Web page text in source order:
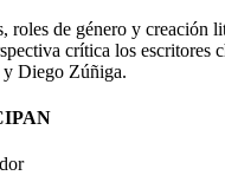
roles de género y creación
crítica los escritores
Diego Zúñiga.